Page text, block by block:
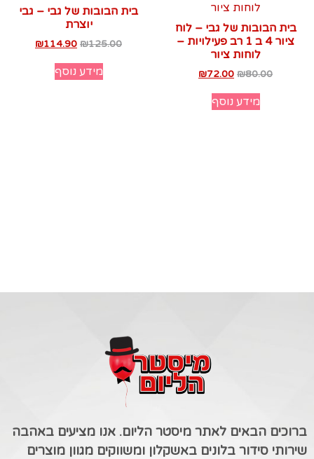
בית הבובות של גבי – לוח
ציור 4 ב 1 רב פעילויות –
לוחות ציור
₪80.00
₪72.00
מידע נוסף
בית הבובות של גבי – גבי
יוצרת
₪125.00
₪114.90
מידע נוסף
ברוכים הבאים לאתר מיסטר הליום. אנו מציעים באהבה
שירותי סידור בלונים באשקלון ומשווקים מגוון מוצרים